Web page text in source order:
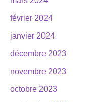
février 2024
janvier 2024
décembre 2023
novembre 2023
octobre 2023